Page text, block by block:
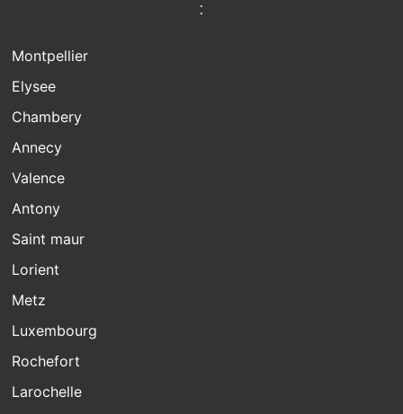
:
Montpellier
Elysee
Chambery
Annecy
Valence
Antony
Saint maur
Lorient
Metz
Luxembourg
Rochefort
Larochelle